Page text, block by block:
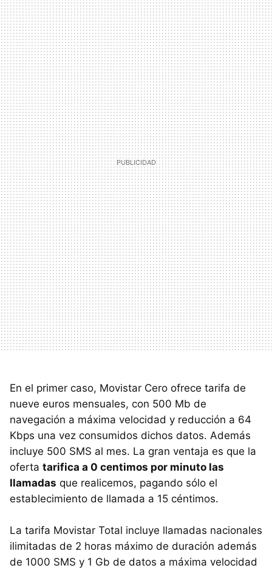
En el primer caso, Movistar Cero ofrece tarifa de
nueve euros mensuales, con 500 Mb de
navegación a máxima velocidad y reducción a 64
Kbps una vez consumidos dichos datos. Además
incluye 500 SMS al mes. La gran ventaja es que la
oferta tarifica a 0 centimos por minuto las
llamadas que realicemos, pagando sólo el
establecimiento de llamada a 15 céntimos.
La tarifa Movistar Total incluye llamadas nacionales
ilimitadas de 2 horas máximo de duración además
de 1000 SMS y 1 Gb de datos a máxima velocidad